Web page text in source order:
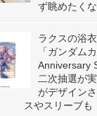
ず眺めたく
ラクスの浴
「ガンダム
Anniversary
二次抽選が
がデザイン
スやスリーブも